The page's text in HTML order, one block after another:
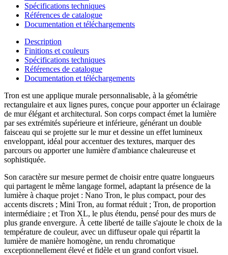
Spécifications techniques
Références de catalogue
Documentation et téléchargements
Description
Finitions et couleurs
Spécifications techniques
Références de catalogue
Documentation et téléchargements
Tron est une applique murale personnalisable, à la géométrie
rectangulaire et aux lignes pures, conçue pour apporter un éclairage
de mur élégant et architectural. Son corps compact émet la lumière
par ses extrémités supérieure et inférieure, générant un double
faisceau qui se projette sur le mur et dessine un effet lumineux
enveloppant, idéal pour accentuer des textures, marquer des
parcours ou apporter une lumière d'ambiance chaleureuse et
sophistiquée.
Son caractère sur mesure permet de choisir entre quatre longueurs
qui partagent le même langage formel, adaptant la présence de la
lumière à chaque projet : Nano Tron, le plus compact, pour des
accents discrets ; Mini Tron, au format réduit ; Tron, de proportion
intermédiaire ; et Tron XL, le plus étendu, pensé pour des murs de
plus grande envergure. À cette liberté de taille s'ajoute le choix de la
température de couleur, avec un diffuseur opale qui répartit la
lumière de manière homogène, un rendu chromatique
exceptionnellement élevé et fidèle et un grand confort visuel.